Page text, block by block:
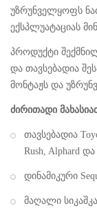
უზრუნველყოფს
ექსპლუატაციას
პროდუქტი
და თავსებადია
მონტაჟს და
ძირითადი
თავსებადია
Rush, Alphard
დინამიკური
მაღალი